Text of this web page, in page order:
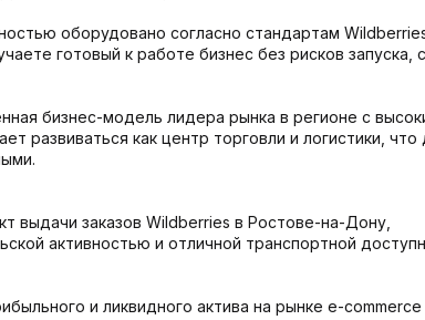
оборудовано согласно стандартам
готовый к работе бизнес без рисков запуска, с
бизнес-модель лидера рынка в регионе с
развиваться как центр торговли и логистики, что
выдачи заказов Wildberries в Ростове-на-Дону,
активностью и отличной транспортной
и ликвидного актива на рынке e-